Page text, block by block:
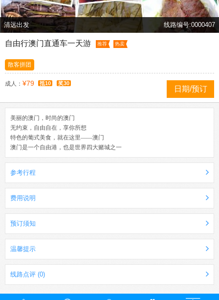
清远出发 线路编号:0000407
自由行澳门直通车一天游 推荐 热卖
散客拼团
成人： ¥79 抵10 奖30
日期/预订
美丽的澳门，时尚的澳门
无约束，自由自在，享你所想
特色的葡式美食，就在这里——澳门
澳门是一个自由港，也是世界四大赌城之一
参考行程
费用说明
预订须知
温馨提示
线路点评 (0)